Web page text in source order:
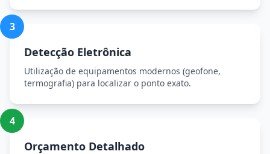
3
Detecção Eletrônica
Utilização de equipamentos modernos (geofone,
termografia) para localizar o ponto exato.
4
Orçamento Detalhado